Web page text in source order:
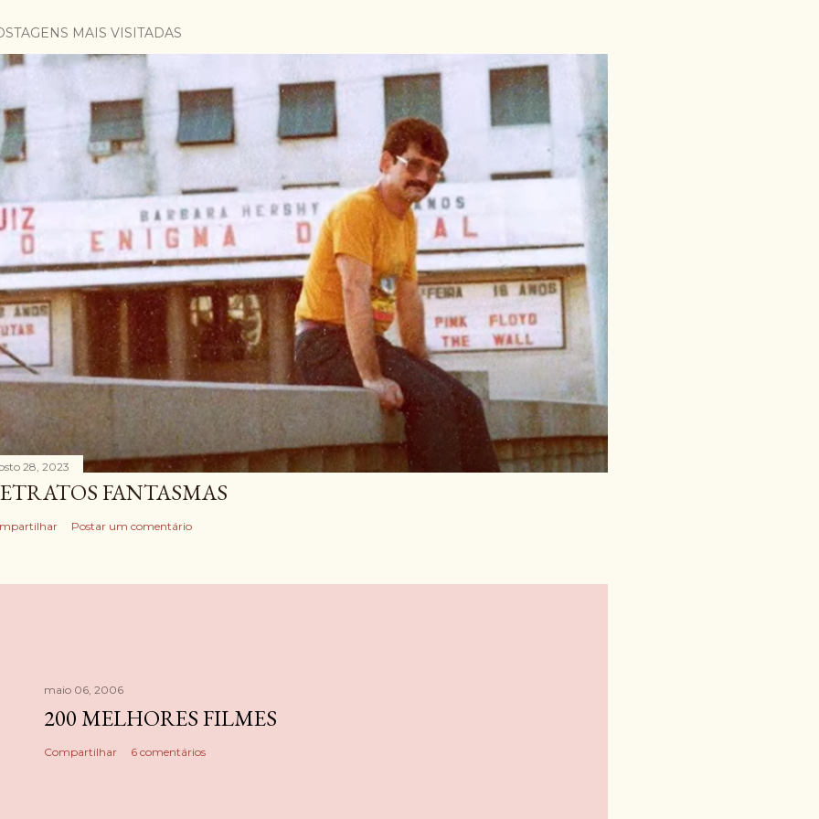
MAIS VISITADAS
28, 2023
FANTASMAS
Postar um comentário
maio 06, 2006
200 MELHORES FILMES
Compartilhar 6 comentários